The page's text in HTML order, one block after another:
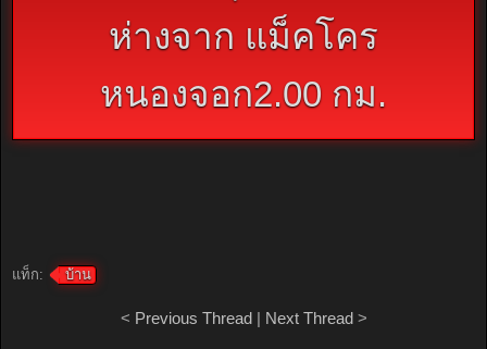
ห่างจาก แม็คโคร
หนองจอก2.00 กม.
แท็ก: บ้าน
< Previous Thread| Next Thread>